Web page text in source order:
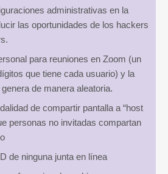
administrativas en la
las oportunidades de los hackers
para reuniones en Zoom (un
que tiene cada usuario) y la
de manera aleatoria.
de compartir pantalla a “host
personas no invitadas compartan
de ninguna junta en línea